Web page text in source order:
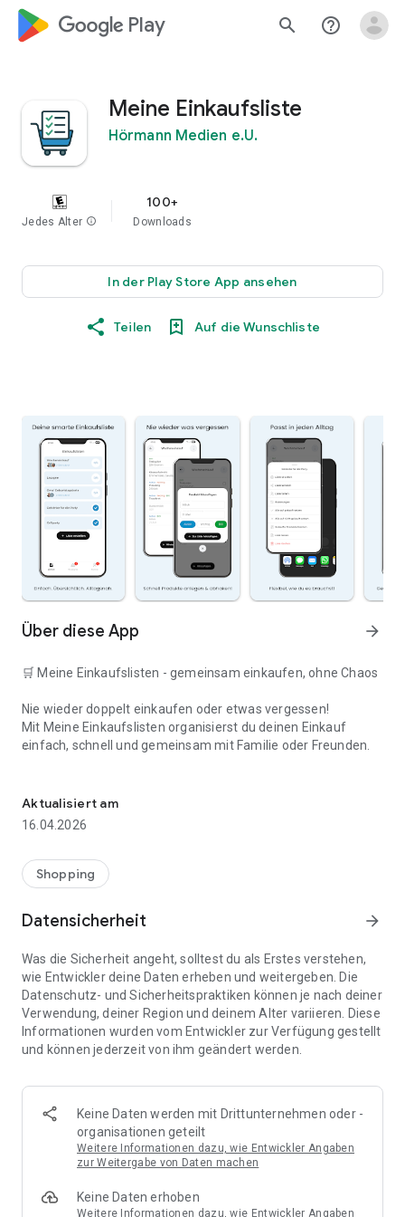
google_logo Play search help_outline
Meine Einkaufsliste
Hörmann Medien e.U.
Jedes Alter info
100+
Downloads
In der Play Store App ansehen
Teilen Auf die Wunschliste
Über diese App arrow_forward
🛒 Meine Einkaufslisten - gemeinsam einkaufen, ohne Chaos
Nie wieder doppelt einkaufen oder etwas vergessen!
Mit Meine Einkaufslisten organisierst du deinen Einkauf
einfach, schnell und gemeinsam mit Familie oder Freunden.
👨‍👩‍👧 Gemeinsame Einkaufslisten in Echtzeit: Alle sehen
⚡ Superschnell & einfach: Liste in Sekunden erstellen und
sofort loslegen.
📱 Immer dabei: Deine Einkaufsliste ist jederzeit auf deinem
🤝 Teilen leicht gemacht: Lade andere ein und erledigt den
Einkauf gemeinsam.
🍳 Zutaten direkt aus Rezepten übernehmen: Importiere
Zutaten von Rezept-Webseiten und verwandle sie
🚀 DEINE VORTEILE IM ALLTAG
* Nie wieder doppelte Einkäufe
* Kein Chaos mehr beim Einkaufen
* Bessere Abstimmung mit Familie & Freunden
* Perfekt für die Essensplanung
Aktualisiert am
16.04.2026
Shopping
Datensicherheit arrow_forward
Was die Sicherheit angeht, solltest du als Erstes verstehen,
wie Entwickler deine Daten erheben und weitergeben. Die
Datenschutz- und Sicherheitspraktiken können je nach deiner
Verwendung, deiner Region und deinem Alter variieren. Diese
Informationen wurden vom Entwickler zur Verfügung gestellt
und können jederzeit von ihm geändert werden.
Keine Daten werden mit Drittunternehmen oder -
organisationen geteilt
Weitere Informationen dazu, wie Entwickler Angaben
zur Weitergabe von Daten machen
Keine Daten erhoben
Weitere Informationen dazu, wie Entwickler Angaben